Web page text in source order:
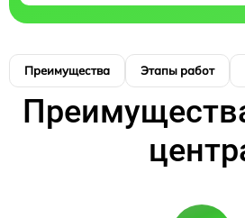
Преимущества Этапы работ